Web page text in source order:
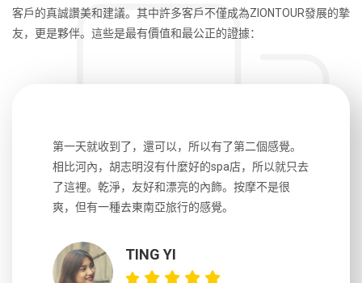
客戶的真誠讚美和建議。其中許多客戶不僅成為ZIONTOUR發展的摯
友，更是夥伴。這些是最有價值和最公正的證據：
第一天就收到了，還可以，所以有了第二個感覺。
相比河內，胡志明沒有什麼好的spa店，所以就只去
了這裡。乾淨，友好和漂亮的內飾。按摩不是很
爽，但有一種去東南亞旅行的感覺。
TING YI